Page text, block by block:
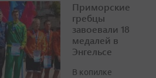
Приморские
гребцы
завоевали 18
медалей в
Энгельсе
В копилке